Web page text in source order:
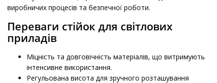
виробничих процесів та безпечної роботи.
Переваги стійок для світлових
приладів
Міцність та довговічність матеріалів, що витримують
інтенсивне використання.
Регульована висота для зручного розташування